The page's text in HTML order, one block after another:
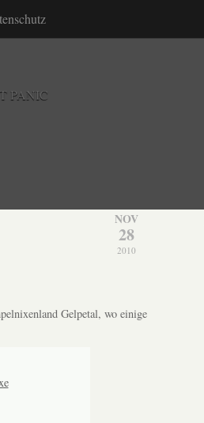
PANIC
NOV
28
2010
Gelpetal, wo einige